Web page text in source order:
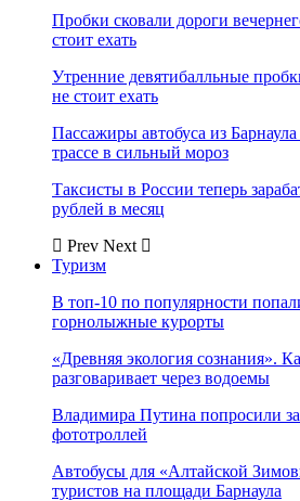
Пробки сковали дороги
стоит ехать
Утренние девятибалльные
не стоит ехать
Пассажиры автобуса из
трассе в сильный мороз
Таксисты в России теперь
рублей в месяц
Prev Next
Туризм
В топ-10 по популярности
горнолыжные курорты
«Древняя экология сознания».
разговаривает через водоемы
Владимира Путина попросили
фототроллей
Автобусы для «Алтайской
туристов на площади Барнаула